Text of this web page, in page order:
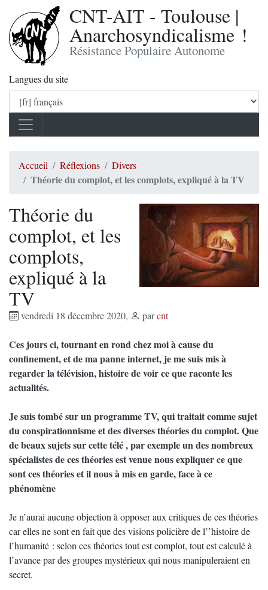
CNT-AIT - Toulouse |
Anarchosyndicalisme !
Résistance Populaire Autonome
Langues du site
Accueil Réflexions Divers
Théorie du complot, et les complots, expliqué à la TV
Théorie du
complot, et les
complots,
expliqué à la
TV
vendredi 18 décembre 2020, parcnt
Ces jours ci, tournant en rond chez moi à cause du
confinement, et de ma panne internet, je me suis mis à
regarder la télévision, histoire de voir ce que raconte les
actualités.
Je suis tombé sur un programme TV, qui traitait comme sujet
du conspirationnisme et des diverses théories du complot. Que
de beaux sujets sur cette télé , par exemple un des nombreux
spécialistes de ces théories est venue nous expliquer ce que
sont ces théories et il nous à mis en garde, face à ce
phénomène
Je n’aurai aucune objection à opposer aux critiques de ces théories
car elles ne sont en fait que des visions policière de l’’histoire de
l’humanité : selon ces théories tout est complot, tout est calculé à
l’avance par des groupes mystérieux qui nous manipuleraient en
secret.